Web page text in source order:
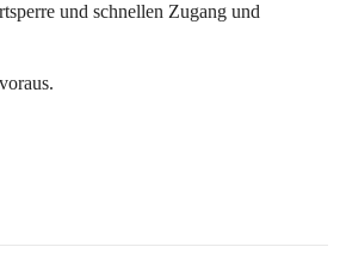
und schnellen Zugang und